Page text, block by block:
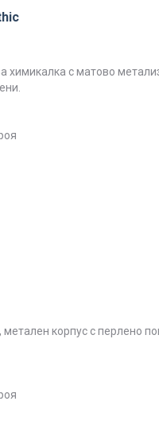
химикалка с матово
корпус с перлено